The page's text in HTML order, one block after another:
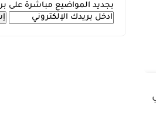
بجديد المواضيع مباشرة على